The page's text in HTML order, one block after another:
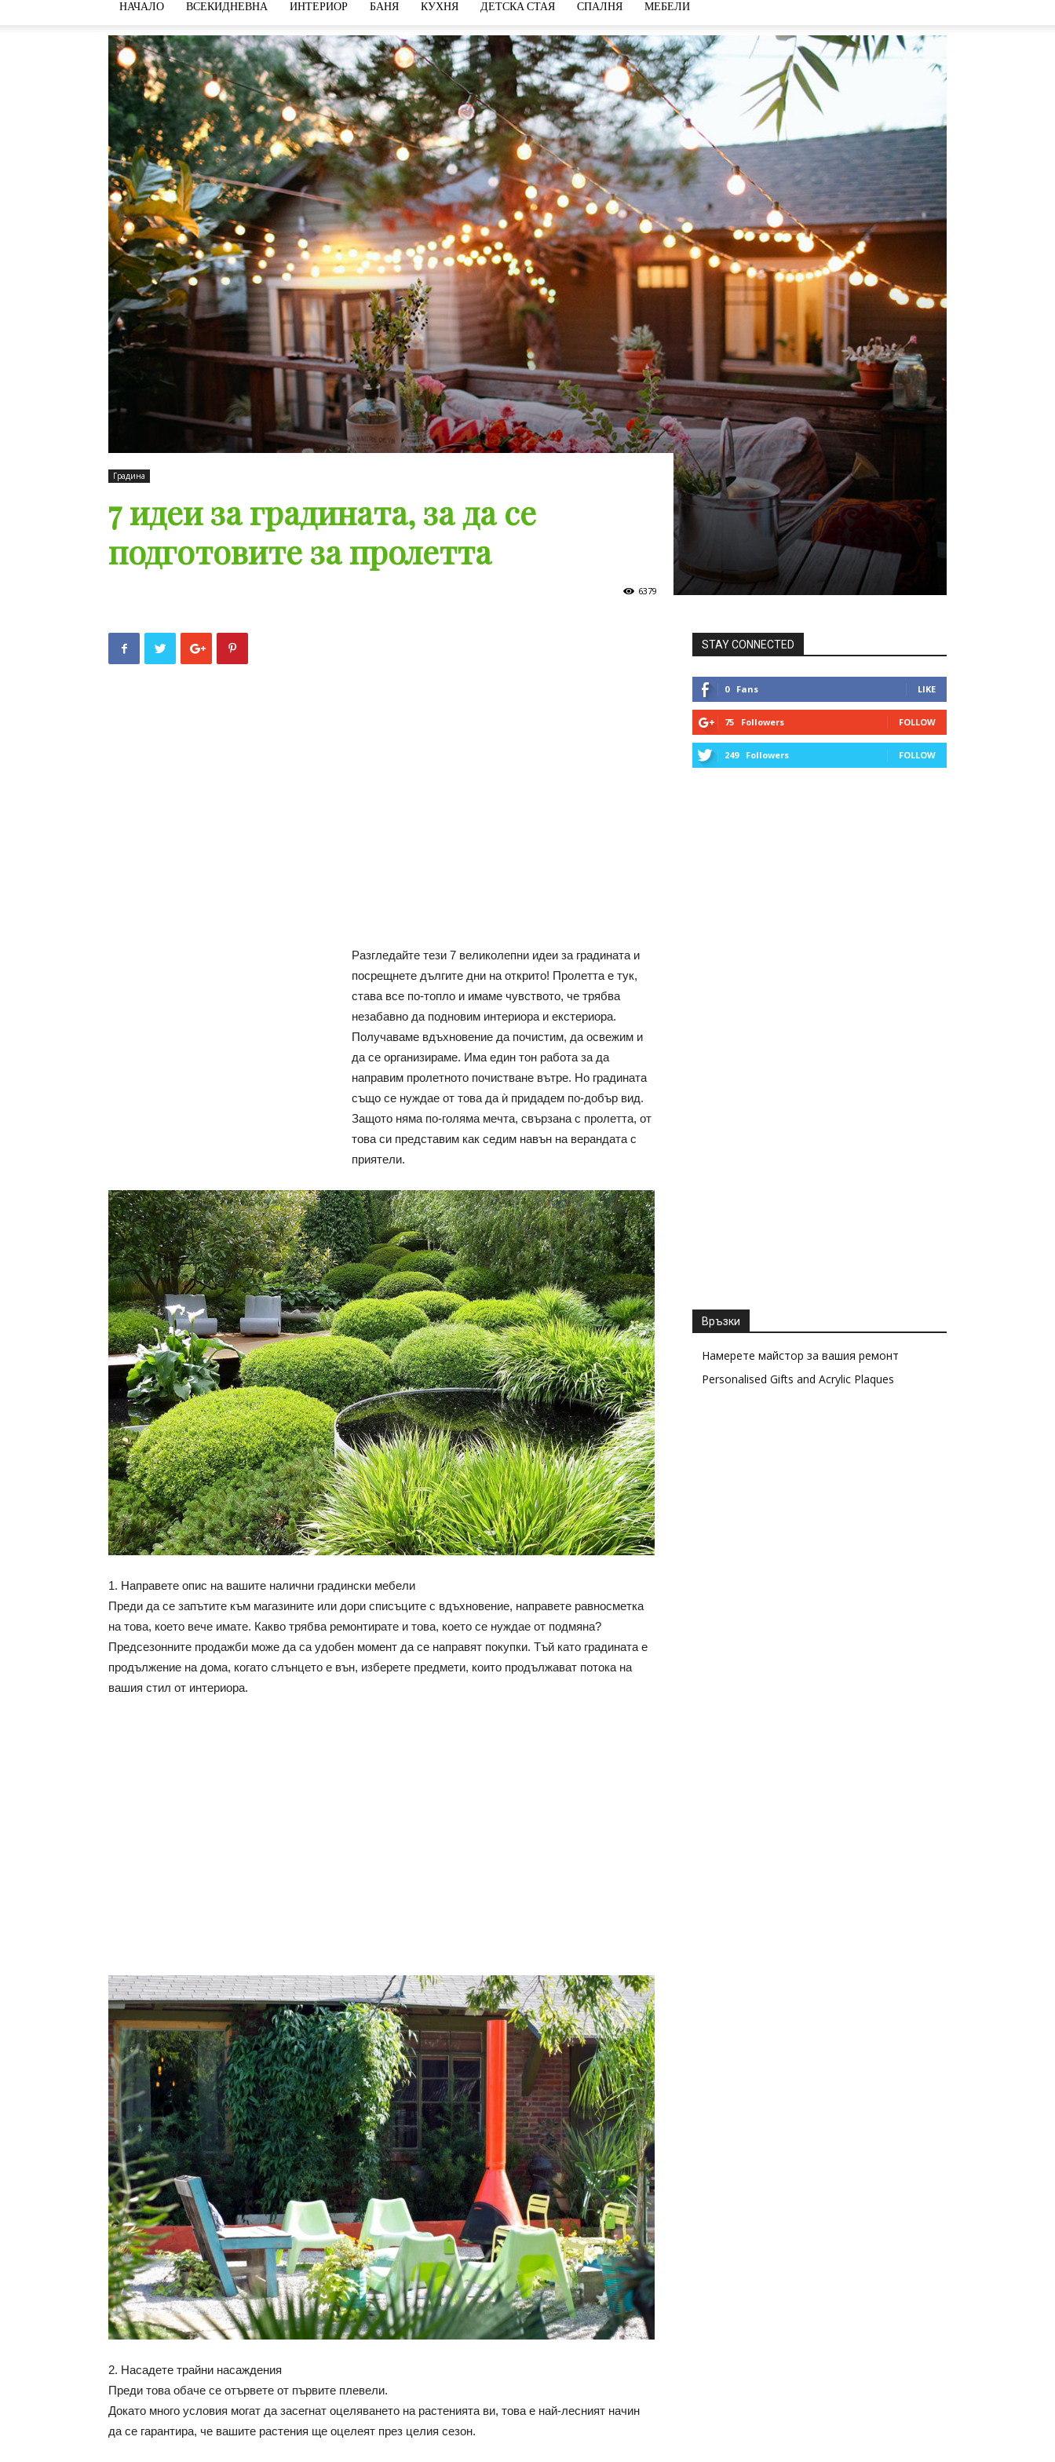
НАЧАЛО ВСЕКИДНЕВНА ИНТЕРИОР БАНЯ КУХНЯ ДЕТСКА СТАЯ СПАЛНЯ МЕБЕЛИ
Градина
7 идеи за градината, за да се
подготовите за пролетта
6379
Разгледайте тези 7 великолепни идеи за градината и
посрещнете дългите дни на открито! Пролетта е тук,
става все по-топло и имаме чувството, че трябва
незабавно да подновим интериора и екстериора.
Получаваме вдъхновение да почистим, да освежим и
да се организираме. Има един тон работа за да
направим пролетното почистване вътре. Но градината
също се нуждае от това да ѝ придадем по-добър вид.
Защото няма по-голяма мечта, свързана с пролетта, от
това си представим как седим навън на верандата с
приятели.
1. Направете опис на вашите налични градински мебели
Преди да се запътите към магазините или дори списъците с вдъхновение, направете равносметка
на това, което вече имате. Какво трябва ремонтирате и това, което се нуждае от подмяна?
Предсезонните продажби може да са удобен момент да се направят покупки. Тъй като градината е
продължение на дома, когато слънцето е вън, изберете предмети, които продължават потока на
вашия стил от интериора.
2. Насадете трайни насаждения
Преди това обаче се отървете от първите плевели.
Докато много условия могат да засегнат оцеляването на растенията ви, това е най-лесният начин
да се гарантира, че вашите растения ще оцелеят през целия сезон.
STAY CONNECTED
0 Fans LIKE
75 Followers FOLLOW
249 Followers FOLLOW
Връзки
Намерете майстор за вашия ремонт
Personalised Gifts and Acrylic Plaques